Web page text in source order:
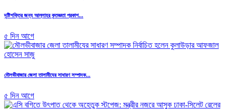
দৃষ্টিশক্তির জন্য আল্লাহর কৃতজ্ঞতা প্রকাশ...
৫ দিন আগে
মৌলভীবাজার জেলা তালামীযের সাধারণ সম্পাদক...
৫ দিন আগে